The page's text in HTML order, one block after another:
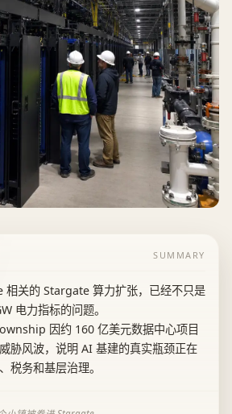
SUMMARY
关的 Stargate 算力扩张，已经不只是
电力指标的问题。
因约 160 亿美元数据中心项目
胁风波，说明 AI 基建的真实瓶颈正在
税务和基层治理。